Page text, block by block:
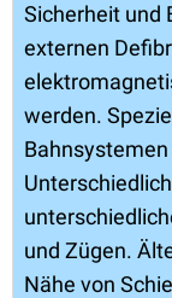
Sicherheit und
externen
werden.
und Zügen.
Nähe von